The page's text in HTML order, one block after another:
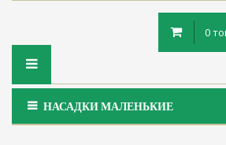
0
Toggle
НАСАДКИ МАЛЕНЬКИЕ